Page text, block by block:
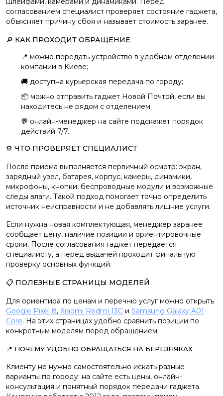
согласованием специалист проверяет состояние гаджета,
объясняет причину сбоя и называет стоимость заранее.
🔎 КАК ПРОХОДИТ ОБРАЩЕНИЕ
📍 можно передать устройство в удобном отделении
компании в Киеве;
🚚 доступна курьерская передача по городу;
📦 можно отправить гаджет Новой Почтой, если вы
находитесь не рядом с отделением;
💬 онлайн-менеджер на сайте подскажет порядок
действий 7/7.
⚙️ ЧТО ПРОВЕРЯЕТ СПЕЦИАЛИСТ
После приема выполняется первичный осмотр: экран,
зарядный узел, батарея, корпус, камеры, динамики,
микрофоны, кнопки, беспроводные модули и возможные
следы влаги. Такой подход помогает точно определить
источник неисправности и не добавлять лишние услуги.
Если нужна новая комплектующая, менеджер заранее
сообщает цену, наличие позиции и ориентировочные
сроки. После согласования гаджет передается
специалисту, а перед выдачей проходит финальную
проверку основных функций.
📋 ПОЛЕЗНЫЕ СТРАНИЦЫ МОДЕЛЕЙ
Для ориентира по ценам и перечню услуг можно открыть
Google Pixel 8, Xiaomi Redmi 13C и Samsung Galaxy A01
Core. На этих страницах удобно сравнить позиции по
конкретным моделям перед обращением.
📍 ПОЧЕМУ УДОБНО ОБРАЩАТЬСЯ НА БЕРЕЗНЯКАХ
Клиенту не нужно самостоятельно искать разные
варианты по городу: на сайте есть цены, онлайн-
консультация и понятный порядок передачи гаджета.